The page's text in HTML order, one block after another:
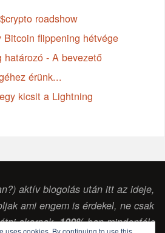
roadshow
Bitcoin flippening hétvége
határozó - A bevezető
érünk...
kicsit a Lightning
aktív blogolás után itt az ideje,
ami engem is érdekel, ne csak
akarnak.100%-ban mindenféle
uses cookies. By continuing to use this